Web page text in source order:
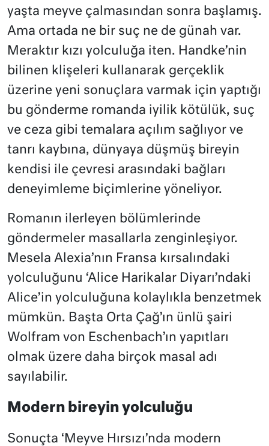
yaşta meyve çalmasından sonra başlamış.
Ama ortada ne bir suç ne de günah var.
Meraktır kızı yolculuğa iten. Handke’nin
bilinen klişeleri kullanarak gerçeklik
üzerine yeni sonuçlara var­mak için yaptığı
bu gönderme romanda iyilik kötülük, suç
ve ceza gibi temalara açılım sağlıyor ve
tanrı kaybına, dünyaya düşmüş bireyin
kendisi ile çevresi arasındaki bağları
deneyimleme biçimlerine yöneliyor.
Romanın ilerleyen bölümlerinde
göndermeler masallarla zenginleşiyor.
Mesela Alexia’nın Fransa kırsalındaki
yolculuğunu ‘Alice Harikalar Diyarı’ndaki
Alice’in yolculuğuna kolaylıkla benzetmek
mümkün. Başta Orta Çağ’ın ünlü şairi
Wolfram von Eschenbach’ın yapıtları
olmak üzere daha birçok masal adı
sayılabilir.
Modern bireyin yolculuğu
Sonuçta ‘Meyve Hırsızı’nda modern